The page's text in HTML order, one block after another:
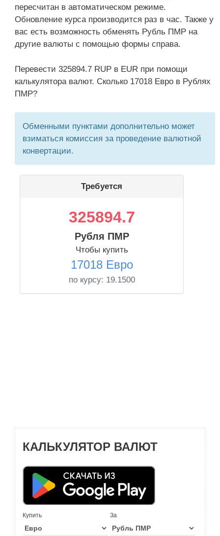
пересчитан в автоматическом режиме.
Обновление курса производится раз в час. Также у
вас есть возможность обменять Рубль ПМР на
другие валюты с помощью формы справа.
Перевести 325894.7 RUP в EUR при помощи
калькулятора валют. Сколько 17018 Евро в Рублях
ПМР?
Обменными пунктами дополнительно может
взиматься комиссия за проведение валютной
конвертации.
Требуется
325894.7
Рубля ПМР
Чтобы купить
17018 Евро
по курсу: 19.1500
КАЛЬКУЛЯТОР ВАЛЮТ
Купить За